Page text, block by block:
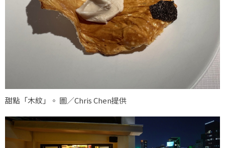
甜點「木紋」。 圖／Chris Chen提供